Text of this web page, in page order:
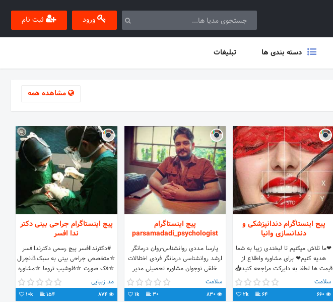
ورود ثبت نام
دسته بندی ها تبلیغات
مشاهده همه
پیج اینستاگرام دندانپزشکی و
دندانسازی وانیا
❤ما تلاش میکنیم تا لبخندی زیبا به شما
هدیه کنیم❤ برای مشاوره واطلاع از
قیمت ها لطفا به دایرکت مراجعه کنید📥
📍زیبایی/لمینت/کامپوزیت 📍ترمیمی 📍
پروتز
سلامت
660
64
2k
پیج اینستاگرام
parsamadadi_psychologist
پـارسـا مـددی روانشناس-روان درمانگر
ارشد روانشناسی درمانگر فردی اختلالات
خلقی نوجوان مشاوره تحصیلی مدیر
آموزشی انجمن رواندرمانی مازندران
سلامت
830
30
1k
پیج اینستاگرام جراحی بینی دکتر
ندا افسر
#دکترنداافسر پیج رسمی دکترنداافسر
⛤متخصص جراحی بینی به سبک👃نچرال
⛤فک صورت ⛤فلوشیپ تروما ⛤مشاوره
آنلاین ۲۴ساعته ⛤پیج توسط دکترافسر
نظارت میشود
مد زیبایی
874
154
10k